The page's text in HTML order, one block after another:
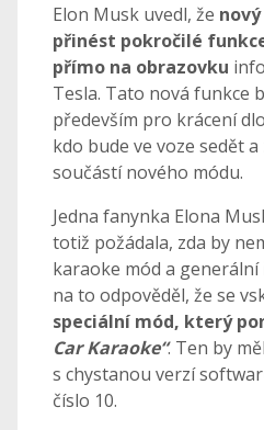
Elon Musk uvedl, že
přinést pokročilé
přímo na obrazovku
Tesla. Tato nová funkce
především pro krácení
kdo bude ve voze sedět
součástí nového módu.
Jedna fanynka Elona
totiž požádala, zda by
karaoke mód a
na to odpověděl, že se
speciální mód, který
Car Karaoke“. Ten by
s chystanou verzí
číslo 10.